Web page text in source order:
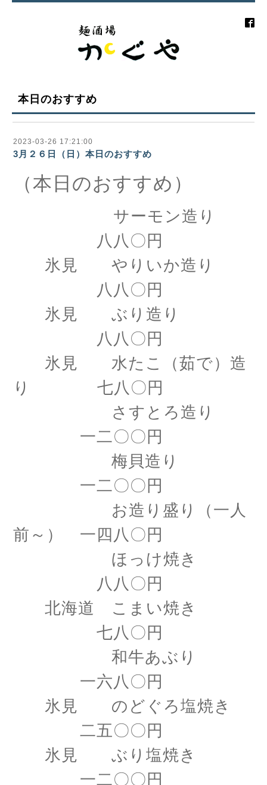
本日のおすすめ
2023-03-26 17:21:00
3月２６日（日）本日のおすすめ
（本日のおすすめ）
サーモン造り
八八〇円
氷見 やりいか造り
八八〇円
氷見 ぶり造り
八八〇円
氷見 水たこ（茹で）造
り 七八〇円
さすとろ造り
一二〇〇円
梅貝造り
一二〇〇円
お造り盛り（一人
前～） 一四八〇円
ほっけ焼き
八八〇円
北海道 こまい焼き
七八〇円
和牛あぶり
一六八〇円
氷見 のどぐろ塩焼き
二五〇〇円
氷見 ぶり塩焼き
一二〇〇円